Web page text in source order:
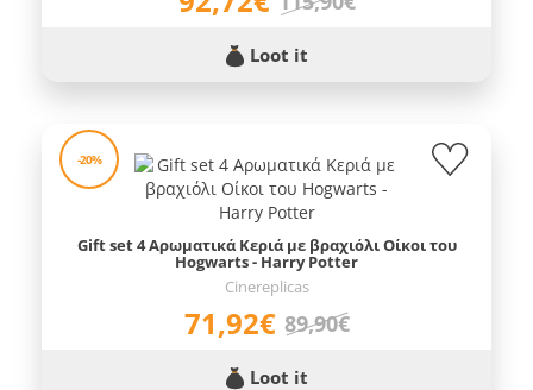
Loot it
-20%
Gift set 4 Αρωματικά Κεριά με βραχιόλι Οίκοι του
Hogwarts - Harry Potter
Cinereplicas
71,92€ 89,90€
Loot it